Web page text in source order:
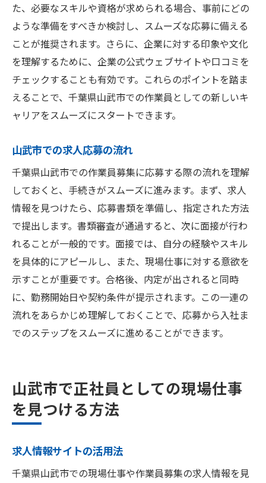
た、必要なスキルや資格が求められる場合、事前にどの
ような準備をすべきか検討し、スムーズな応募に備える
ことが推奨されます。さらに、企業に対する印象や文化
を理解するために、企業の公式ウェブサイトや口コミを
チェックすることも有効です。これらのポイントを踏ま
えることで、千葉県山武市での作業員としての新しいキ
ャリアをスムーズにスタートできます。
山武市での求人応募の流れ
千葉県山武市での作業員募集に応募する際の流れを理解
しておくと、手続きがスムーズに進みます。まず、求人
情報を見つけたら、応募書類を準備し、指定された方法
で提出します。書類審査が通過すると、次に面接が行わ
れることが一般的です。面接では、自分の経験やスキル
を具体的にアピールし、また、現場仕事に対する意欲を
示すことが重要です。合格後、内定が出されると同時
に、勤務開始日や契約条件が提示されます。この一連の
流れをあらかじめ理解しておくことで、応募から入社ま
でのステップをスムーズに進めることができます。
山武市で正社員としての現場仕事
を見つける方法
求人情報サイトの活用法
千葉県山武市での現場仕事や作業員募集の求人情報を見